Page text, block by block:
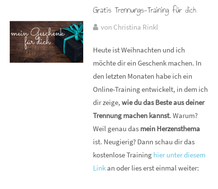
Gratis Trennungs-Training für dich
von Christina Rinkl
Heute ist Weihnachten und ich
möchte dir ein Geschenk machen. In
den letzten Monaten habe ich ein
Online-Training entwickelt, in dem ich
dir zeige,wie du das Beste aus deiner
Trennung machen kannst. Warum?
Weil genau das mein Herzensthema
ist. Neugierig? Dann schau dir das
kostenlose Training hier unter diesem
Linkan oder lies erst einmal weiter: